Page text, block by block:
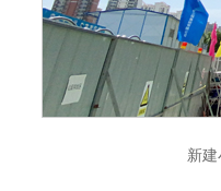
新